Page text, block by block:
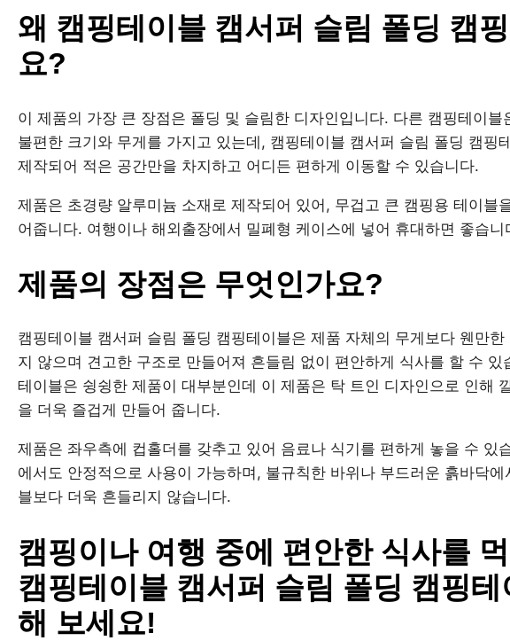
왜 캠핑테이블 캠서퍼 슬림 폴딩 캠
요?
이 제품의 가장 큰 장점은 폴딩 및 슬림한 디자인입니다. 다른 캠핑테이블
불편한 크기와 무게를 가지고 있는데, 캠핑테이블 캠서퍼 슬림 폴딩 캠핑
제작되어 적은 공간만을 차지하고 어디든 편하게 이동할 수 있습니다.
제품은 초경량 알루미늄 소재로 제작되어 있어, 무겁고 큰 캠핑용 테이블
어줍니다. 여행이나 해외출장에서 밀폐형 케이스에 넣어 휴대하면 좋습니
제품의 장점은 무엇인가요?
캠핑테이블 캠서퍼 슬림 폴딩 캠핑테이블은 제품 자체의 무게보다 웬만
지 않으며 견고한 구조로 만들어져 흔들림 없이 편안하게 식사를 할 수 있
테이블은 슁슁한 제품이 대부분인데 이 제품은 탁 트인 디자인으로 인해
을 더욱 즐겁게 만들어 줍니다.
제품은 좌우측에 컵홀더를 갖추고 있어 음료나 식기를 편하게 놓을 수 있
에서도 안정적으로 사용이 가능하며, 불규칙한 바위나 부드러운 흙바닥
블보다 더욱 흔들리지 않습니다.
캠핑이나 여행 중에 편안한 식사를
캠핑테이블 캠서퍼 슬림 폴딩 캠핑테
해 보세요!